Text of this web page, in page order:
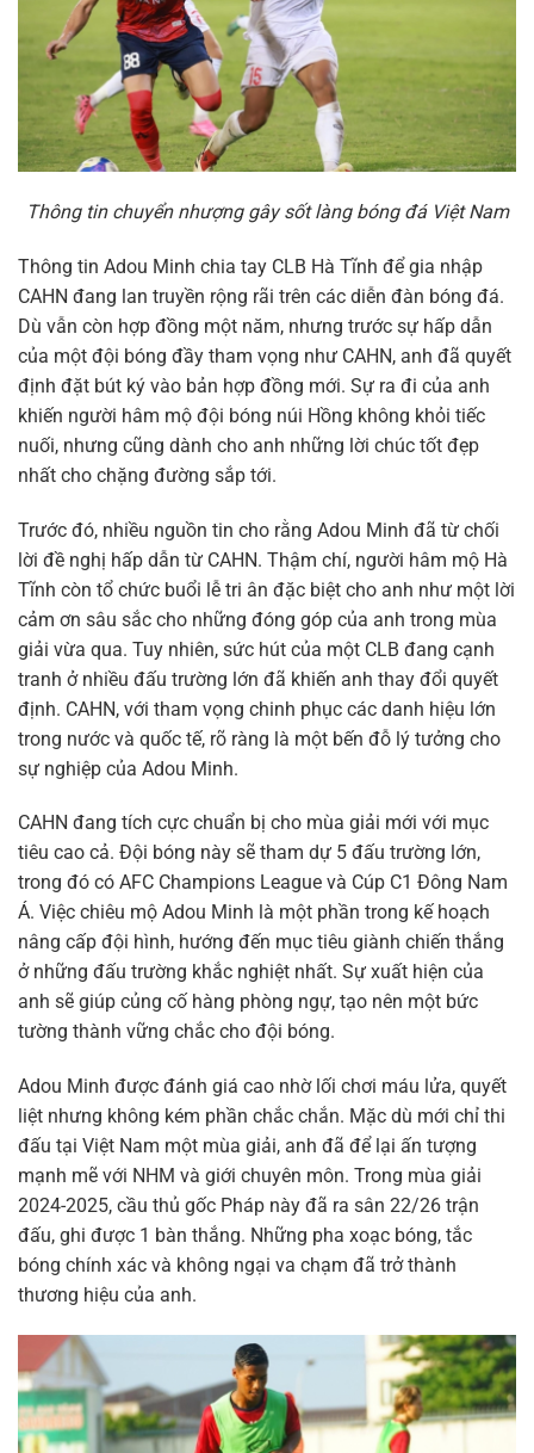
Thông tin chuyển nhượng gây sốt làng bóng đá Việt Nam
Thông tin Adou Minh chia tay CLB Hà Tĩnh để gia nhập
CAHN đang lan truyền rộng rãi trên các diễn đàn bóng đá.
Dù vẫn còn hợp đồng một năm, nhưng trước sự hấp dẫn
của một đội bóng đầy tham vọng như CAHN, anh đã quyết
định đặt bút ký vào bản hợp đồng mới. Sự ra đi của anh
khiến người hâm mộ đội bóng núi Hồng không khỏi tiếc
nuối, nhưng cũng dành cho anh những lời chúc tốt đẹp
nhất cho chặng đường sắp tới.
Trước đó, nhiều nguồn tin cho rằng Adou Minh đã từ chối
lời đề nghị hấp dẫn từ CAHN. Thậm chí, người hâm mộ Hà
Tĩnh còn tổ chức buổi lễ tri ân đặc biệt cho anh như một lời
cảm ơn sâu sắc cho những đóng góp của anh trong mùa
giải vừa qua. Tuy nhiên, sức hút của một CLB đang cạnh
tranh ở nhiều đấu trường lớn đã khiến anh thay đổi quyết
định. CAHN, với tham vọng chinh phục các danh hiệu lớn
trong nước và quốc tế, rõ ràng là một bến đỗ lý tưởng cho
sự nghiệp của Adou Minh.
CAHN đang tích cực chuẩn bị cho mùa giải mới với mục
tiêu cao cả. Đội bóng này sẽ tham dự 5 đấu trường lớn,
trong đó có AFC Champions League và Cúp C1 Đông Nam
Á. Việc chiêu mộ Adou Minh là một phần trong kế hoạch
nâng cấp đội hình, hướng đến mục tiêu giành chiến thắng
ở những đấu trường khắc nghiệt nhất. Sự xuất hiện của
anh sẽ giúp củng cố hàng phòng ngự, tạo nên một bức
tường thành vững chắc cho đội bóng.
Adou Minh được đánh giá cao nhờ lối chơi máu lửa, quyết
liệt nhưng không kém phần chắc chắn. Mặc dù mới chỉ thi
đấu tại Việt Nam một mùa giải, anh đã để lại ấn tượng
mạnh mẽ với NHM và giới chuyên môn. Trong mùa giải
2024-2025, cầu thủ gốc Pháp này đã ra sân 22/26 trận
đấu, ghi được 1 bàn thắng. Những pha xoạc bóng, tắc
bóng chính xác và không ngại va chạm đã trở thành
thương hiệu của anh.